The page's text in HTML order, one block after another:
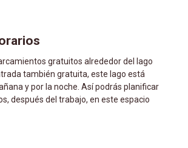
también gratuita, este lago est
y por la noche. Así podrás planificar
después del trabajo, en este espacio